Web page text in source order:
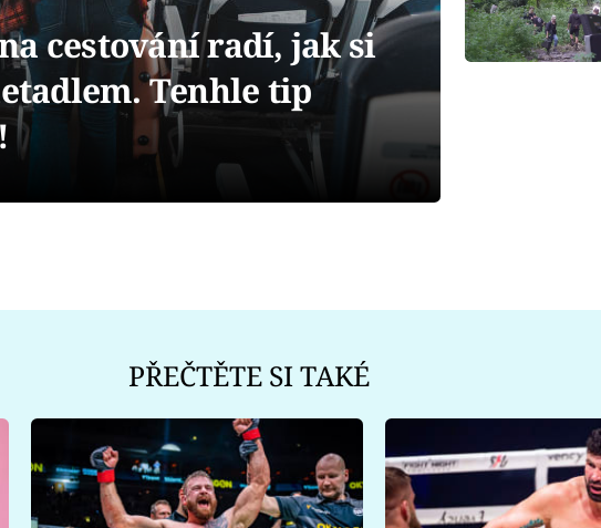
cestování radí, jak si
Tenhle tip
PŘEČTĚTE SI TAKÉ